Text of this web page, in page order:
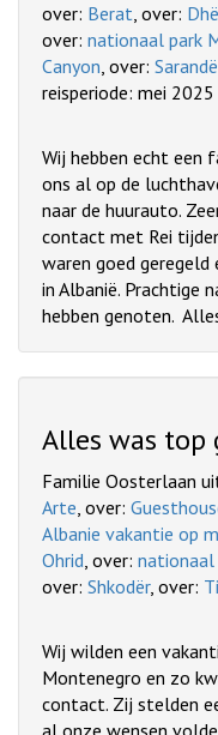
over: Berat, over:
over: nationaal park
Canyon, over: Sarandë
reisperiode: mei 2025
Wij hebben echt een
ons al op de
naar de huurauto.
contact met Rei
waren goed geregeld
in Albanië. Prachtige
hebben genoten.
Alles was top
Familie Oosterlaan
Arte, over:
Albanie vakantie op
Ohrid, over: nationaal
over: Shkodër, over:
Wij wilden een
Montenegro en zo
contact. Zij stelden
al onze wensen